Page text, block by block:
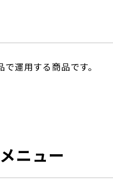
運用する商品です。
ニュー